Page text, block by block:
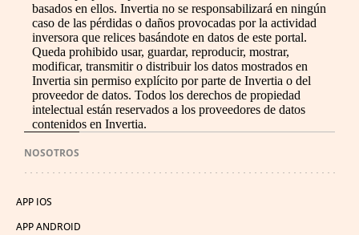
basados en ellos. Invertia no se responsabilizará en ningún
caso de las pérdidas o daños provocadas por la actividad
inversora que relices basándote en datos de este portal.
Queda prohibido usar, guardar, reproducir, mostrar,
modificar, transmitir o distribuir los datos mostrados en
Invertia sin permiso explícito por parte de Invertia o del
proveedor de datos. Todos los derechos de propiedad
intelectual están reservados a los proveedores de datos
contenidos en Invertia.
NOSOTROS
APP IOS
APP ANDROID